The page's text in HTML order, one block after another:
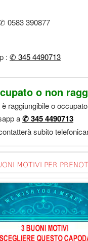
0583 390877
: ✆ 345 4490713
o non
raggiungibile o
a✆ 345 4490713
subito
MOTIVI PER